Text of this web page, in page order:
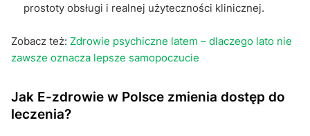
prostoty obsługi i realnej użyteczności klinicznej.
Zobacz też: Zdrowie psychiczne latem – dlaczego lato nie
zawsze oznacza lepsze samopoczucie
Jak E-zdrowie w Polsce zmienia dostęp do
leczenia?